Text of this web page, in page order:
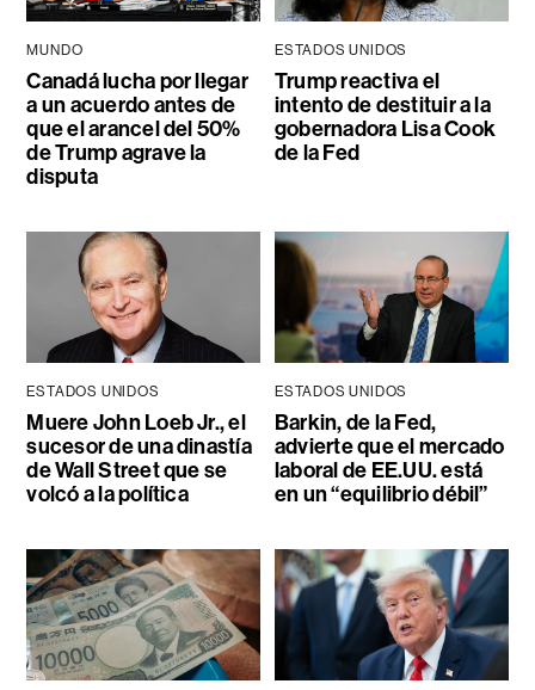
MUNDO
Canadá lucha por llegar
a un acuerdo antes de
que el arancel del 50%
de Trump agrave la
disputa
ESTADOS UNIDOS
Trump reactiva el
intento de destituir a la
gobernadora Lisa Cook
de la Fed
ESTADOS UNIDOS
Muere John Loeb Jr., el
sucesor de una dinastía
de Wall Street que se
volcó a la política
ESTADOS UNIDOS
Barkin, de la Fed,
advierte que el mercado
laboral de EE.UU. está
en un “equilibrio débil”